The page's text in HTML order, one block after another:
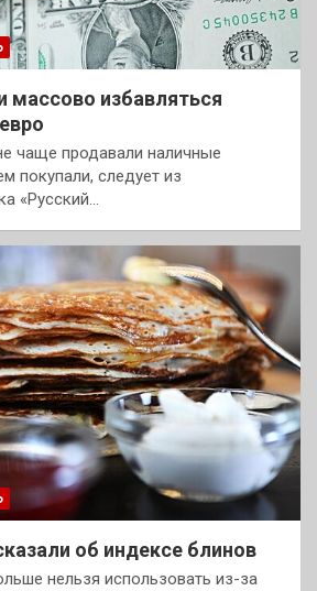
массово избавляться
чаще продавали наличные
покупали, следует из
«Русский…
об индексе блинов
нельзя использовать из-за